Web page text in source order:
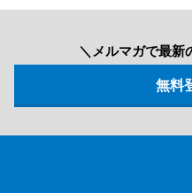
＼メルマガで最新